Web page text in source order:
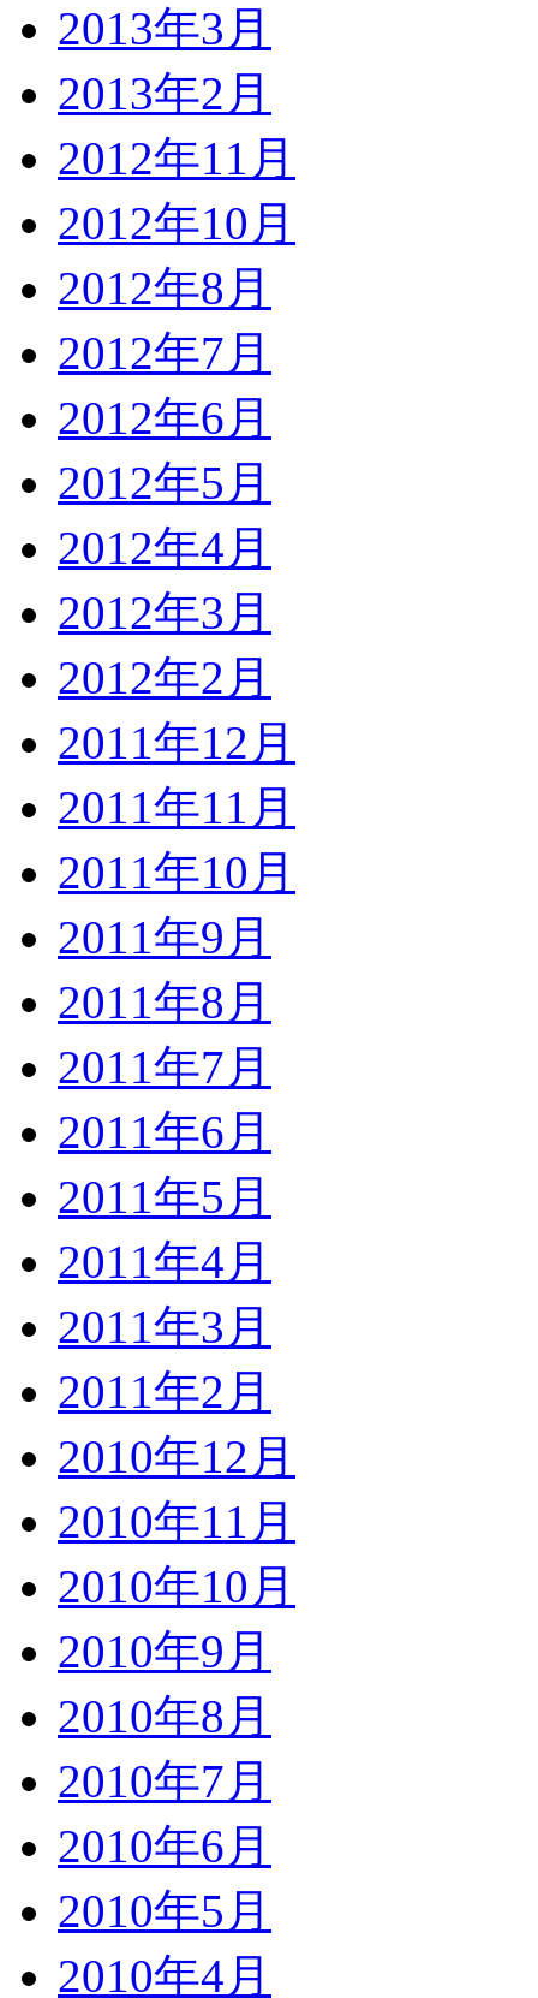
2013年3月
2013年2月
2012年11月
2012年10月
2012年8月
2012年7月
2012年6月
2012年5月
2012年4月
2012年3月
2012年2月
2011年12月
2011年11月
2011年10月
2011年9月
2011年8月
2011年7月
2011年6月
2011年5月
2011年4月
2011年3月
2011年2月
2010年12月
2010年11月
2010年10月
2010年9月
2010年8月
2010年7月
2010年6月
2010年5月
2010年4月